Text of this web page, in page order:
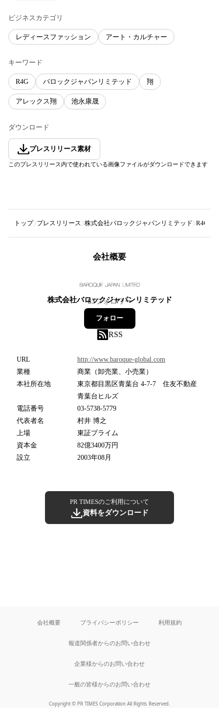
ビジネスカテゴリ
レディースファッション アート・カルチャー
キーワード
R4G バロックジャパンリミテッド 翔
アレックス翔 池永康晟
ダウンロード
プレスリリース素材
このプレスリリース内で使われている画像ファイルがダウンロードできます
トップ プレスリリース 株式会社バロックジャパンリミテッド R4Gよ
会社概要
株式会社バロックジャパンリミテッド
63フォロワー
フォロー
RSS
URL
http://www.baroque-global.com
業種
商業（卸売業、小売業）
本社所在地
東京都目黒区青葉台 4-7-7 住友不動産
青葉台ヒルズ
電話番号
03-5738-5779
代表者名
村井 博之
上場
東証プライム
資本金
82億3400万円
設立
2003年08月
PR TIMESのご利用について
資料をダウンロード
会社概要 プライバシーポリシー 利用規約
報道関係者からのお問い合わせ
企業様からのお問い合わせ
一般の皆様からのお問い合わせ
Copyright © PR TIMES Corporation All Rights Reserved.